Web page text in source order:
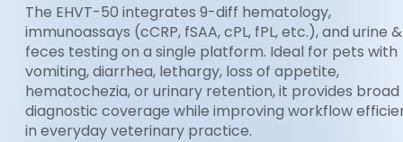
The EHVT-50 integrates 9-diff hematology,
immunoassays (cCRP, fSAA, cPL, fPL, etc.), and urine &
feces testing on a single platform. Ideal for pets with
vomiting, diarrhea, lethargy, loss of appetite,
hematochezia, or urinary retention, it provides broad
diagnostic coverage while improving workflow
in everyday veterinary practice.